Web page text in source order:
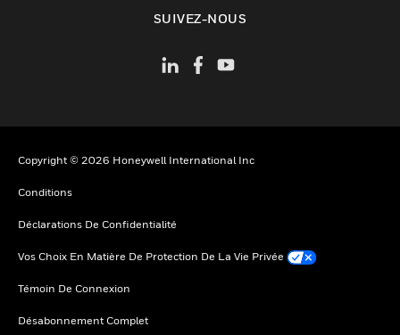
SUIVEZ-NOUS
Copyright © 2026 Honeywell International Inc
Conditions
Déclarations De Confidentialité
Vos Choix En Matière De Protection De La Vie Privée
Témoin De Connexion
Désabonnement Complet